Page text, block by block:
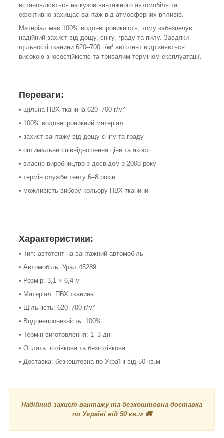
встановлюється на кузов вантажного автомобіля та
ефективно захищає вантаж від атмосферних впливів.
Матеріал має 100% водонепроникність, тому забезпечує
надійний захист від дощу, снігу, граду та пилу. Завдяки
щільності тканини 620–700 г/м² автотент відрізняється
високою зносостійкістю та тривалим терміном експлуатації.
Переваги:
• щільна ПВХ тканина 620–700 г/м²
• 100% водонепроникний матеріал
• захист вантажу від дощу снігу та граду
• оптимальне співвідношення ціни та якості
• власне виробництво з досвідом з 2008 року
• термін служби тенту 6–8 років
• можливість вибору кольору ПВХ тканини
Характеристики:
• Тип: автотент на вантажний автомобіль
• Автомобіль: Урал 45289
• Розмір: 3,1 × 6,4 м
• Матеріал: ПВХ тканина
• Щільність: 620–700 г/м²
• Водонепроникність: 100%
• Термін виготовлення: 1–3 дні
• Оплата: готівкова та безготівкова
• Доставка: безкоштовна по Україні від 50 кв.м
Надійний захист вантажу та безкоштовна доставка
по Україні від 50 кв.м 🚚